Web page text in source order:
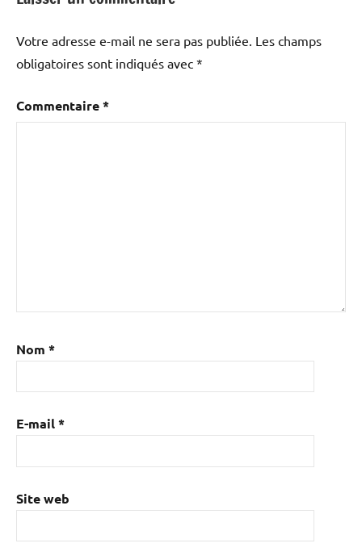
Votre adresse e-mail ne sera pas publiée. Les champs
obligatoires sont indiqués avec *
Commentaire*
Nom *
E-mail*
Site web